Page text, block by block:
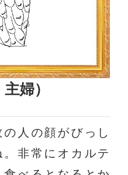
婦）
人の顔がびっし
非常にオカルテ